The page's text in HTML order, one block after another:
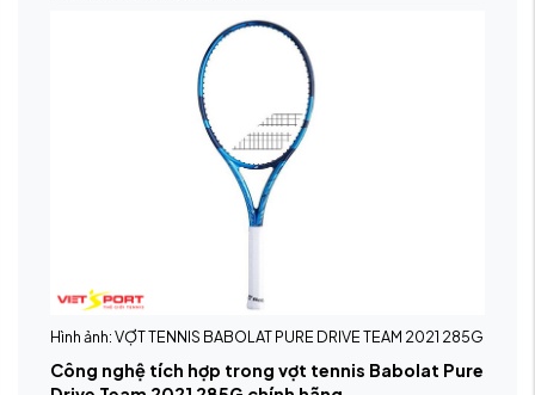
Hình ảnh: VỢT TENNIS BABOLAT PURE DRIVE TEAM 2021 285G
Công nghệ tích hợp trong vợt tennis Babolat Pure